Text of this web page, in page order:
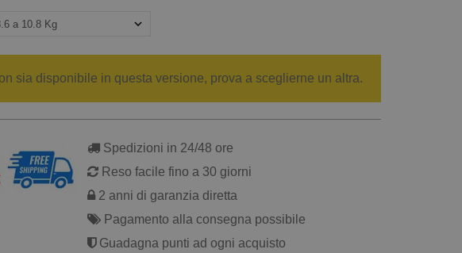
sia disponibile in questa versione, prova a sceglierne un altra.
Spedizioni in 24/48 ore
Reso facile fino a 30 giorni
2 anni di garanzia diretta
Pagamento alla consegna possibile
Guadagna punti ad ogni acquisto